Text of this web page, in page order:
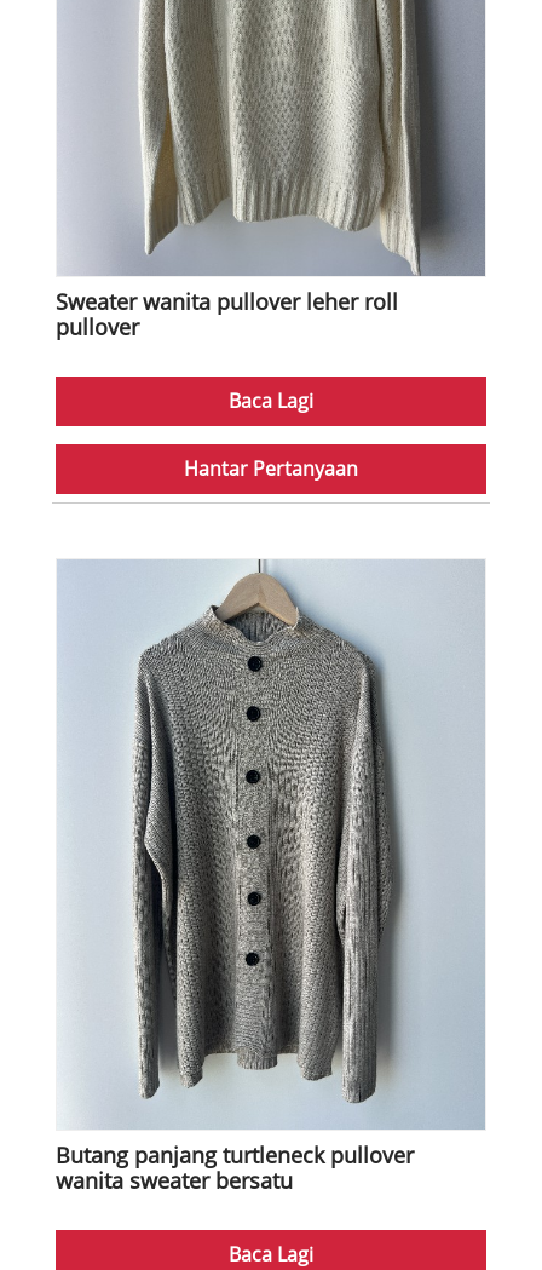
Sweater wanita pullover leher roll
pullover
Baca Lagi
Hantar Pertanyaan
Butang panjang turtleneck pullover
wanita sweater bersatu
Baca Lagi